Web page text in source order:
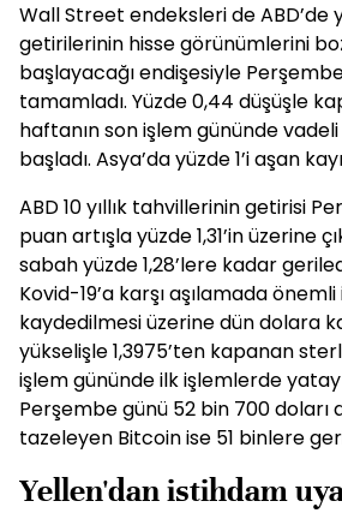
Wall Street endeksleri de ABD’de
getirilerinin hisse görünümlerini
başlayacağı endişesiyle
tamamladı. Yüzde 0,44 düşüşle
haftanın son işlem gününde
başladı. Asya’da yüzde 1’i aşan
ABD 10 yıllık tahvillerinin getirisi
puan artışla yüzde 1,31’in üzerine
sabah yüzde 1,28’lere kadar
Kovid-19’a karşı aşılamada
kaydedilmesi üzerine dün dolara
yükselişle 1,3975’ten kapanan
işlem gününde ilk işlemlerde
Perşembe günü 52 bin 700 doları
tazeleyen Bitcoin ise 51 binlere
Yellen'dan istihdam